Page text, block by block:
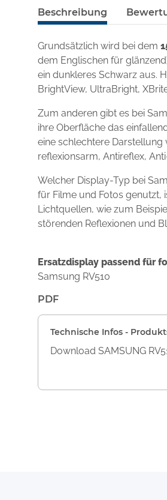
Beschreibung
Grundsätzlich wird bei dem
dem Englischen für
ein dunkleres Schwarz aus.
BrightView, UltraBright,
Zum anderen gibt es bei
ihre Oberfläche das
eine schlechtere
reflexionsarm, Antireflex,
Welcher Display-Typ bei
für Filme und Fotos genutzt,
Lichtquellen, wie zum
störenden Reflexionen und
Ersatzdisplay passend für
Samsung RV510
PDF
Technische Infos -
Download SAMSUNG